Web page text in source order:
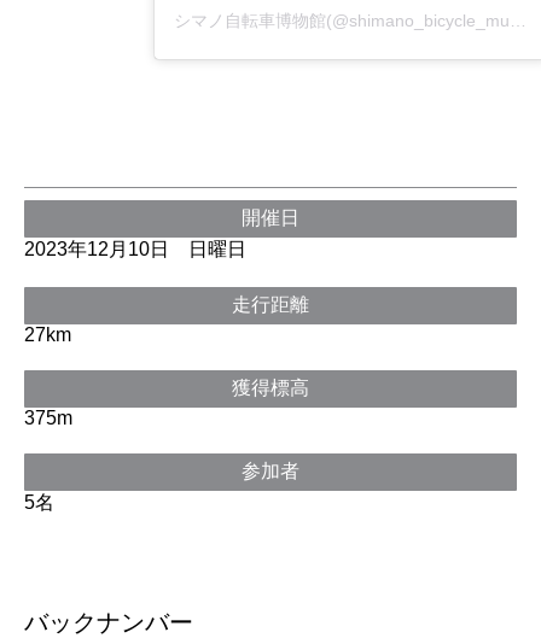
シマノ自転車博物館(@shimano_bicycle_museum)がシェアした投稿
開催日
2023年12月10日 日曜日
走行距離
27km
獲得標高
375m
参加者
5名
バックナンバー